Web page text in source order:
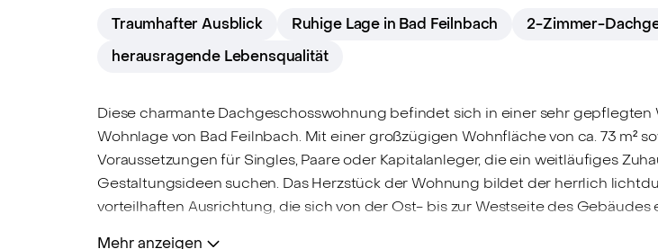
Traumhafter Ausblick Ruhige Lage in Bad Feilnbach 2-Zimmer-
herausragende Lebensqualität
Diese charmante Dachgeschosswohnung befindet sich in einer sehr
Wohnlage von Bad Feilnbach. Mit einer großzügigen Wohnfläche von ca. 73
Voraussetzungen für Singles, Paare oder Kapitalanleger, die ein weitläufiges
Gestaltungsideen suchen. Das Herzstück der Wohnung bildet der herrlich
vorteilhaften Ausrichtung, die sich von der Ost- bis zur Westseite des
Mehr anzeigen